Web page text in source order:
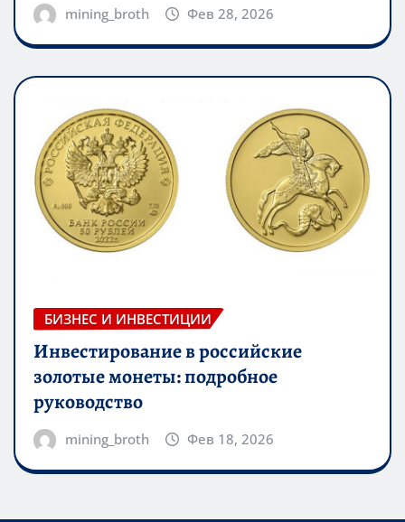
mining_broth Фев 28, 2026
БИЗНЕС И ИНВЕСТИЦИИ
Инвестирование в российские
золотые монеты: подробное
руководство
mining_broth Фев 18, 2026